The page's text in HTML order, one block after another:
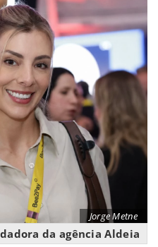
Jorge Metne
da agência Aldeia